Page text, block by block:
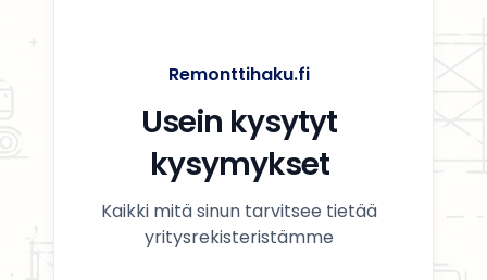
Remonttihaku.fi
Usein kysytyt
kysymykset
Kaikki mitä sinun tarvitsee tietää
yritysrekisteristämme